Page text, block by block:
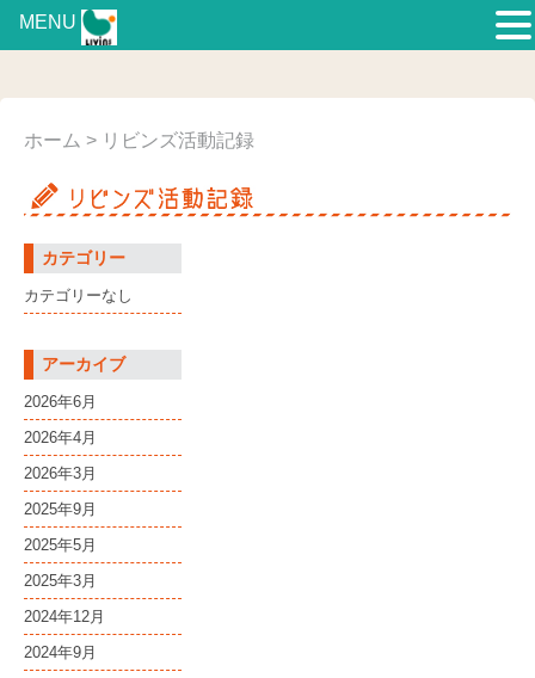
ホーム > リビンズ活動記録
カテゴリー
カテゴリーなし
アーカイブ
2026年6月
2026年4月
2026年3月
2025年9月
2025年5月
2025年3月
2024年12月
2024年9月
MENU